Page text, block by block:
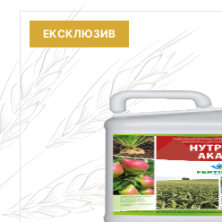
ЕКСКЛЮЗИВ